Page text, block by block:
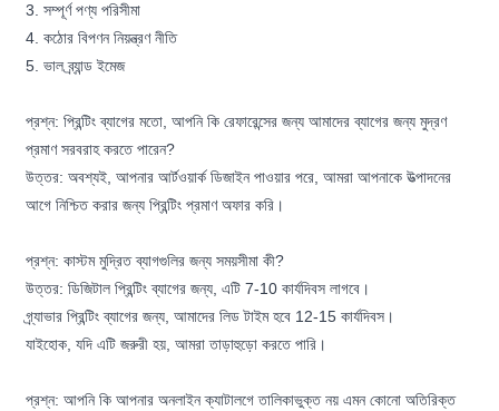
3. সম্পূর্ণ পণ্য পরিসীমা
4. কঠোর বিপণন নিয়ন্ত্রণ নীতি
5. ভাল ব্র্যান্ড ইমেজ
প্রশ্ন: প্রিন্টিং ব্যাগের মতো, আপনি কি রেফারেন্সের জন্য আমাদের ব্যাগের জন্য মুদ্রণ
প্রমাণ সরবরাহ করতে পারেন?
উত্তর: অবশ্যই, আপনার আর্টওয়ার্ক ডিজাইন পাওয়ার পরে, আমরা আপনাকে উত্পাদনের
আগে নিশ্চিত করার জন্য প্রিন্টিং প্রমাণ অফার করি।
প্রশ্ন: কাস্টম মুদ্রিত ব্যাগগুলির জন্য সময়সীমা কী?
উত্তর: ডিজিটাল প্রিন্টিং ব্যাগের জন্য, এটি 7-10 কার্যদিবস লাগবে।
গ্র্যাভার প্রিন্টিং ব্যাগের জন্য, আমাদের লিড টাইম হবে 12-15 কার্যদিবস।
যাইহোক, যদি এটি জরুরী হয়, আমরা তাড়াহুড়ো করতে পারি।
প্রশ্ন: আপনি কি আপনার অনলাইন ক্যাটালগে তালিকাভুক্ত নয় এমন কোনো অতিরিক্ত